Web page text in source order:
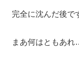
完全に沈んだ後
まあ何はともあれ